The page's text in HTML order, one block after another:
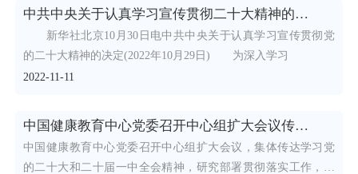
中共中央关于认真学习宣传贯彻二十大精神的决定
新华社北京10月30日电中共中央关于认真学习宣传贯彻党
的二十大精神的决定(2022年10月29日) 为深入学习
2022-11-11
中国健康教育中心党委召开中心组扩大会议传达学习党的二十大精神 研究部署 学习贯彻落实工作
中国健康教育中心党委召开中心组扩大会议，集体传达学习党
的二十大和二十届一中全会精神，研究部署贯彻落实工作，把